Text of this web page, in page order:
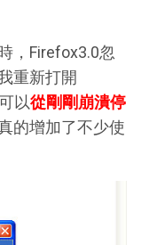
，Firefox3.0忽
重新打開
以從剛剛崩潰停
的增加了不少使